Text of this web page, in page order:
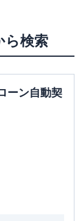
ら検索
ーン自動契